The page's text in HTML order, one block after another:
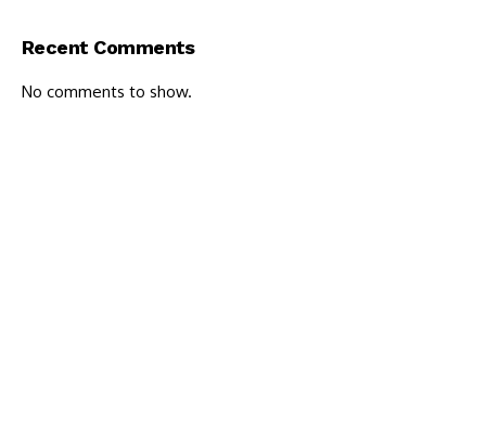
Recent Comments
No comments to show.